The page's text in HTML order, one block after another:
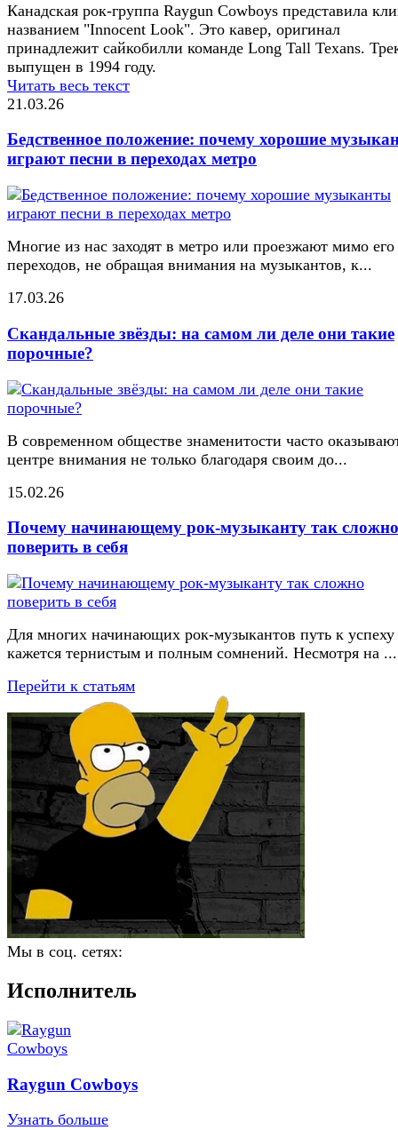
Канадская рок-группа Raygun Cowboys представила
названием "Innocent Look". Это кавер, оригинал
принадлежит сайкобилли команде Long Tall Texans.
выпущен в 1994 году.
Читать весь текст
21.03.26
Бедственное положение: почему хорошие
играют песни в переходах метро
Многие из нас заходят в метро или проезжают мимо его
переходов, не обращая внимания на музыкантов, к...
17.03.26
Скандальные звёзды: на самом ли деле они такие
порочные?
В современном обществе знаменитости часто
центре внимания не только благодаря своим до...
15.02.26
Почему начинающему рок-музыканту так сложно
поверить в себя
Для многих начинающих рок-музыкантов путь к успеху
кажется тернистым и полным сомнений. Несмотря на ...
Перейти к статьям
Мы в соц. сетях:
Исполнитель
Raygun Cowboys
Узнать больше